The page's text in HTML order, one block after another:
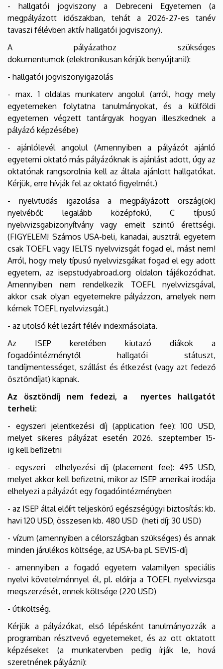
- hallgatói jogviszony a Debreceni Egyetemen (a
megpályázott időszakban, tehát a 2026-27-es tanév
tavaszi félévben aktív hallgatói jogviszony).
A pályázathoz szükséges
dokumentumok (elektronikusan kérjük benyújtani!):
- hallgatói jogviszonyigazolás
- max. 1 oldalas munkaterv angolul (arról, hogy mely
egyetemeken folytatna tanulmányokat, és a külföldi
egyetemen végzett tantárgyak hogyan illeszkednek a
pályázó képzésébe)
- ajánlólevél angolul (Amennyiben a pályázót ajánló
egyetemi oktató más pályázóknak is ajánlást adott, úgy az
oktatónak rangsorolnia kell az általa ajánlott hallgatókat.
Kérjük, erre hívják fel az oktató figyelmét.)
- nyelvtudás igazolása a megpályázott ország(ok)
nyelvéből: legalább középfokú, C típusú
nyelvvizsgabizonyítvány vagy emelt szintű érettségi.
(FIGYELEM! Számos USA-beli, kanadai, ausztrál egyetem
csak TOEFL vagy IELTS nyelvvizsgát fogad el, mást nem!
Arról, hogy mely típusú nyelvvizsgákat fogad el egy adott
egyetem, az isepstudyabroad.org oldalon tájékozódhat.
Amennyiben nem rendelkezik TOEFL nyelvvizsgával,
akkor csak olyan egyetemekre pályázzon, amelyek nem
kérnek TOEFL nyelvvizsgát.)
- az utolsó két lezárt félév indexmásolata.
Az ISEP keretében kiutazó diákok a
fogadóintézménytől hallgatói státuszt,
tandíjmentességet, szállást és étkezést (vagy azt fedező
ösztöndíjat) kapnak.
Az ösztöndíj nem fedezi, a nyertes hallgatót
terheli:
- egyszeri jelentkezési díj (application fee): 100 USD,
melyet sikeres pályázat esetén 2026. szeptember 15-
ig kell befizetni
- egyszeri elhelyezési díj (placement fee): 495 USD,
melyet akkor kell befizetni, mikor az ISEP amerikai irodája
elhelyezi a pályázót egy fogadóintézményben
- az ISEP által előírt teljeskörű egészségügyi biztosítás: kb.
havi 120 USD, összesen kb. 480 USD (heti díj: 30 USD)
- vízum (amennyiben a célországban szükséges) és annak
minden járulékos költsége, az USA-ba pl. SEVIS-díj
- amennyiben a fogadó egyetem valamilyen speciális
nyelvi követelménnyel él, pl. előírja a TOEFL nyelvvizsga
megszerzését, ennek költsége (220 USD)
- útiköltség.
Kérjük a pályázókat, első lépésként tanulmányozzák a
programban résztvevő egyetemeket, és az ott oktatott
képzéseket (a munkatervben pedig írják le, hová
szeretnének pályázni):